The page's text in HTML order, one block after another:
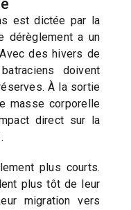
est dictée par la
dérèglement a un
des hivers de
doivent
À la sortie
masse corporelle
direct sur la
plus courts.
plus tôt de leur
migration vers